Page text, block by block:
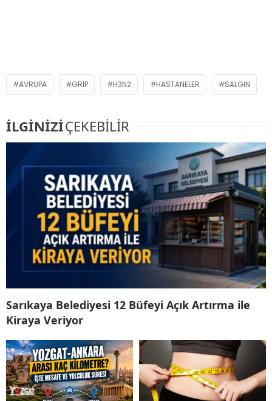
AVRUPA GRIP H3N2 HASTANELER SALGIN
İLGİNİZİÇEKEBİLİR
Sarıkaya Belediyesi 12 Büfeyi Açık Artırma ile
Kiraya Veriyor